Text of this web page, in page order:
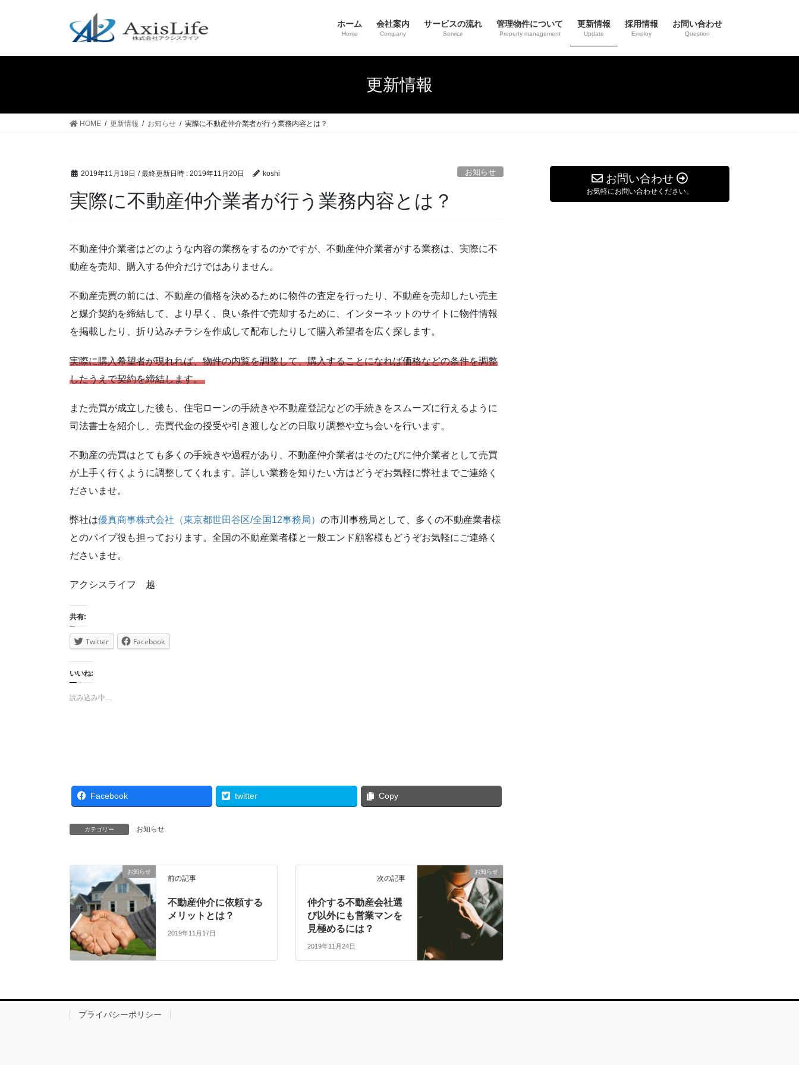
ホーム
Home
会社案内
Company
サービスの流れ
Service
管理物件について
Property management
更新情報
Update
採用情報
Employ
お問い合わせ
Question
更新情報
HOME 更新情報 お知らせ 実際に不動産仲介業者が行う業務内容とは？
2019年11月18日 / 最終更新日時 : 2019年11月20日 koshi お知らせ
実際に不動産仲介業者が行う業務内容とは？
不動産仲介業者はどのような内容の業務をするのかですが、不動産仲介業者がする業務は、実際に不
動産を売却、購入する仲介だけではありません。
不動産売買の前には、不動産の価格を決めるために物件の査定を行ったり、不動産を売却したい売主
と媒介契約を締結して、より早く、良い条件で売却するために、インターネットのサイトに物件情報
を掲載したり、折り込みチラシを作成して配布したりして購入希望者を広く探します。
実際に購入希望者が現れれば、物件の内覧を調整して、購入することになれば価格などの条件を調整
したうえで契約を締結します。
また売買が成立した後も、住宅ローンの手続きや不動産登記などの手続きをスムーズに行えるように
司法書士を紹介し、売買代金の授受や引き渡しなどの日取り調整や立ち会いを行います。
不動産の売買はとても多くの手続きや過程があり、不動産仲介業者はそのたびに仲介業者として売買
が上手く行くように調整してくれます。詳しい業務を知りたい方はどうぞお気軽に弊社までご連絡く
ださいませ。
弊社は優真商事株式会社（東京都世田谷区/全国12事務局） の市川事務局として、多くの不動産業者様
とのパイプ役も担っております。全国の不動産業者様と一般エンド顧客様もどうぞお気軽にご連絡く
ださいませ。
アクシスライフ 越
共有:
Twitter Facebook
いいね:
読み込み中…
Facebook twitter Copy
カテゴリー お知らせ
お知らせ
前の記事
不動産仲介に依頼する
メリットとは？
2019年11月17日
お知らせ
次の記事
仲介する不動産会社選
び以外にも営業マンを
見極めるには？
2019年11月24日
お問い合わせ
お気軽にお問い合わせください。
プライバシーポリシー